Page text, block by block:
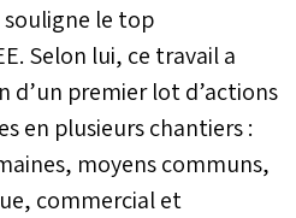
le top
Selon lui, ce travail a
d’un premier lot d’actions
en plusieurs chantiers :
moyens communs,
commercial et